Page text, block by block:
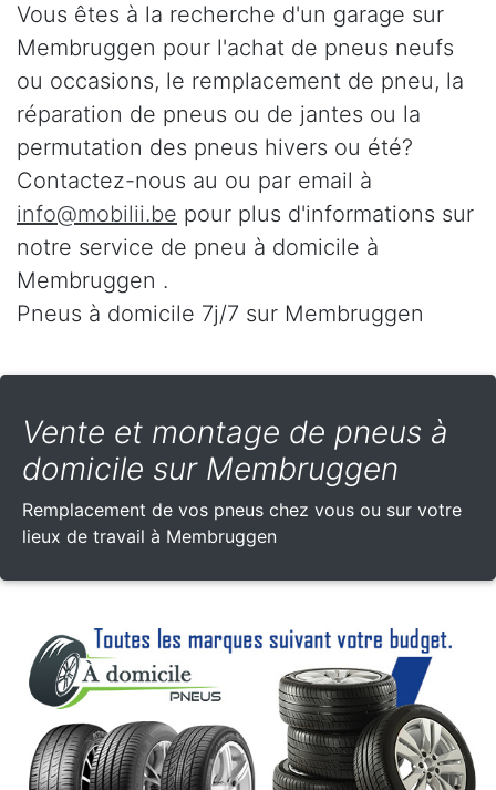
Vous êtes à la recherche d'un garage sur
Membruggen pour l'achat de pneus neufs
ou occasions, le remplacement de pneu, la
réparation de pneus ou de jantes ou la
permutation des pneus hivers ou été?
Contactez-nous au ou par email à
info@mobilii.be pour plus d'informations sur
notre service de pneu à domicile à
Membruggen .
Pneus à domicile 7j/7 sur Membruggen
Vente et montage de pneus à
domicile sur Membruggen
Remplacement de vos pneus chez vous ou sur votre
lieux de travail à Membruggen